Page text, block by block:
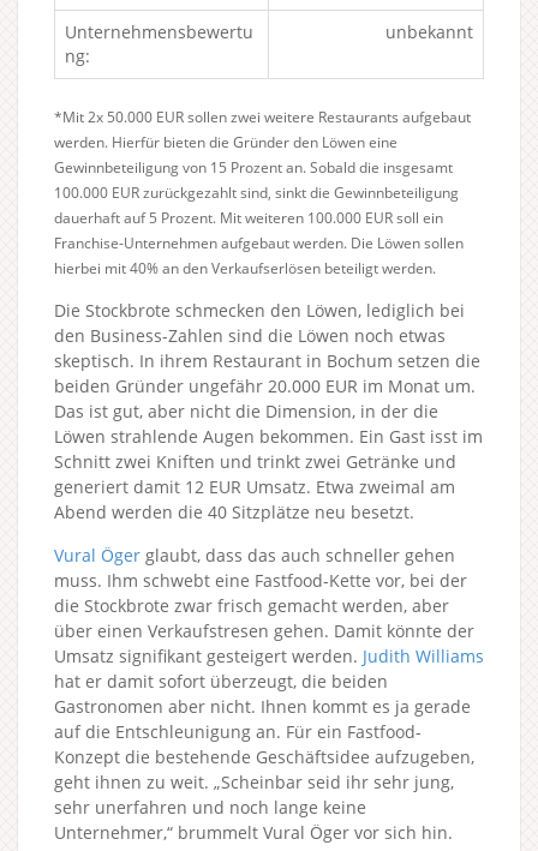
Unternehmensbewertu
ng:
unbekannt
*Mit 2x 50.000 EUR sollen zwei weitere Restaurants aufgebaut
werden. Hierfür bieten die Gründer den Löwen eine
Gewinnbeteiligung von 15 Prozent an. Sobald die insgesamt
100.000 EUR zurückgezahlt sind, sinkt die Gewinnbeteiligung
dauerhaft auf 5 Prozent. Mit weiteren 100.000 EUR soll ein
Franchise-Unternehmen aufgebaut werden. Die Löwen sollen
hierbei mit 40% an den Verkaufserlösen beteiligt werden.
Die Stockbrote schmecken den Löwen, lediglich bei
den Business-Zahlen sind die Löwen noch etwas
skeptisch. In ihrem Restaurant in Bochum setzen die
beiden Gründer ungefähr 20.000 EUR im Monat um.
Das ist gut, aber nicht die Dimension, in der die
Löwen strahlende Augen bekommen. Ein Gast isst im
Schnitt zwei Kniften und trinkt zwei Getränke und
generiert damit 12 EUR Umsatz. Etwa zweimal am
Abend werden die 40 Sitzplätze neu besetzt.
Vural Öger glaubt, dass das auch schneller gehen
muss. Ihm schwebt eine Fastfood-Kette vor, bei der
die Stockbrote zwar frisch gemacht werden, aber
über einen Verkaufstresen gehen. Damit könnte der
Umsatz signifikant gesteigert werden. Judith Williams
hat er damit sofort überzeugt, die beiden
Gastronomen aber nicht. Ihnen kommt es ja gerade
auf die Entschleunigung an. Für ein Fastfood-
Konzept die bestehende Geschäftsidee aufzugeben,
geht ihnen zu weit. „Scheinbar seid ihr sehr jung,
sehr unerfahren und noch lange keine
Unternehmer,“ brummelt Vural Öger vor sich hin.